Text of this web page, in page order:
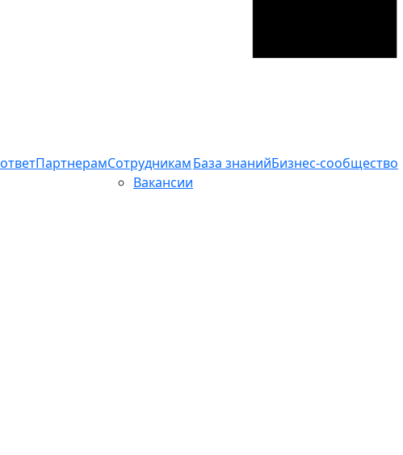
ПартнерамСотрудникам
Вакансии
База знанийБизнес-сообщество